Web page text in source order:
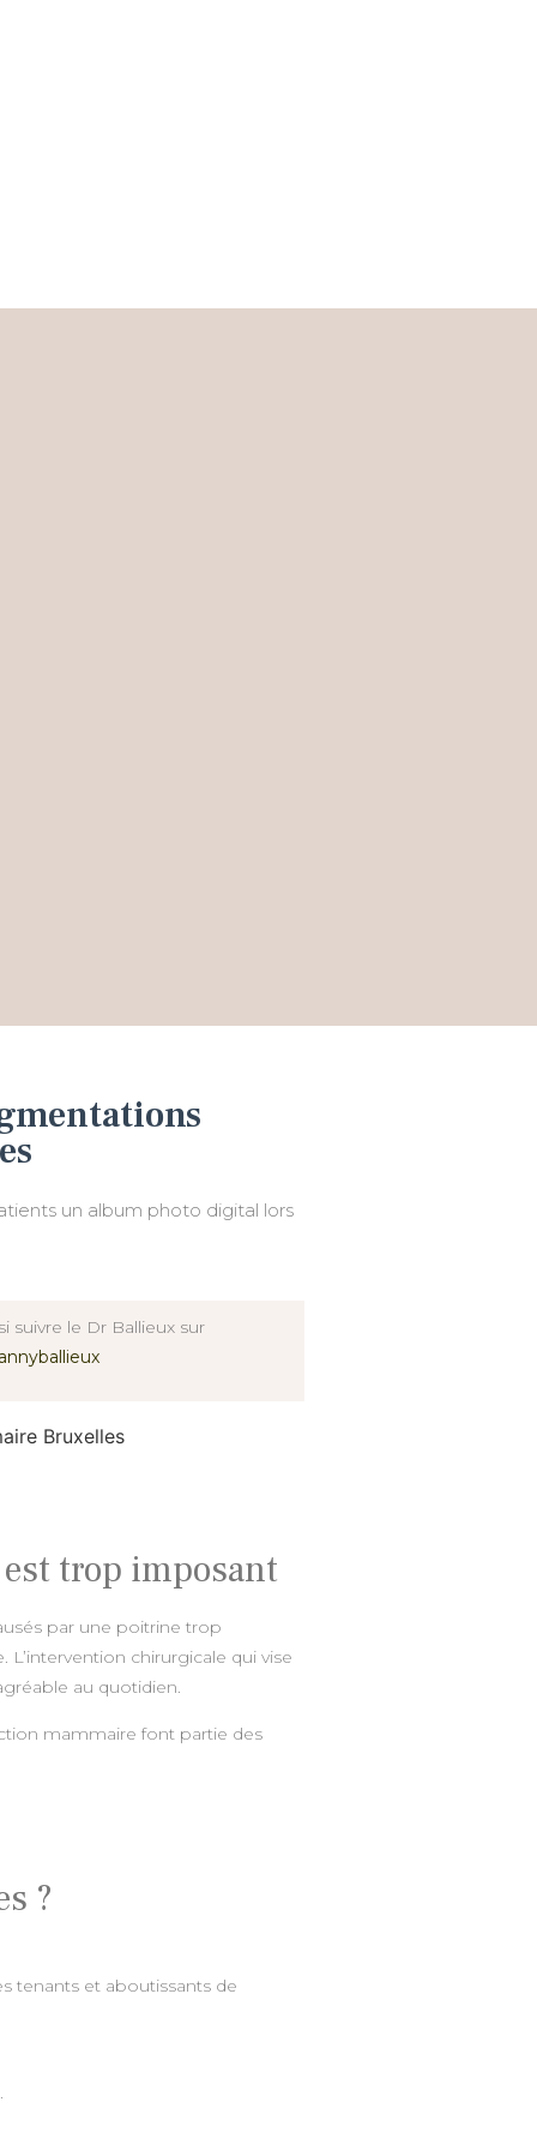
un album photo digital lors
suivre le Dr Ballieux sur
trop imposant
par une poitrine trop
chirurgicale qui vise
au quotidien.
mammaire font partie des
?
tenants et aboutissants de